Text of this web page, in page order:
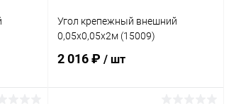
Угол крепежный внешний
0,05х0,05х2м (15009)
2 016 ₽/ шт